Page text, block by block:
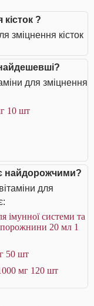
?
зміцнення кісток
для зміцнення
10 шт
є найдорожчими?
для
імунної системи та
порожнини 20 мл 1
50 шт
мг 120 шт